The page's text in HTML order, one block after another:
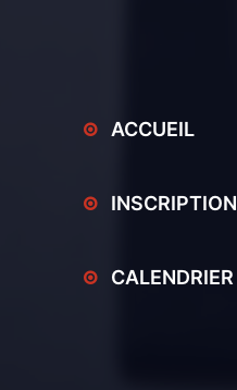
ACCUEIL
INSCRIPTION
CALENDRIER